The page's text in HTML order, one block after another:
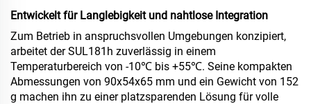
Entwickelt für Langlebigkeit und nahtlose Integration
Zum Betrieb in anspruchsvollen Umgebungen konzipiert,
arbeitet der SUL181h zuverlässig in einem
Temperaturbereich von -10℃ bis +55℃. Seine kompakten
Abmessungen von 90x54x65 mm und ein Gewicht von 152
g machen ihn zu einer platzsparenden Lösung für volle